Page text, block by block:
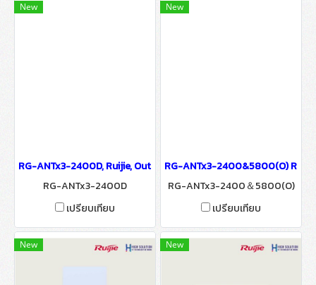
New
RG-ANTx3-2400D, Ruijie, Outdoor AP, Antenna
RG-ANTx3-2400D
เปรียบเทียบ
New
RG-ANTx3-2400&5800(O)
RG-ANTx3-2400＆5800(O)
เปรียบเทียบ
New New